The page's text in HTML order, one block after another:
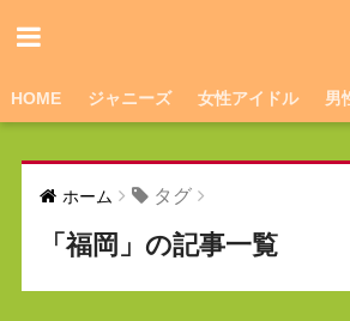
HOME ジャニーズ 女性アイドル 男
ホーム タグ
「福岡」の記事一覧